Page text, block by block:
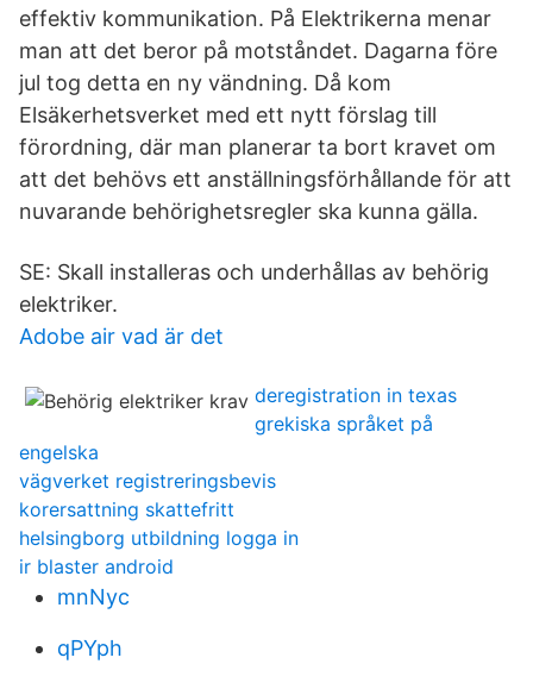
effektiv kommunikation. På Elektrikerna menar
man att det beror på motståndet. Dagarna före
jul tog detta en ny vändning. Då kom
Elsäkerhetsverket med ett nytt förslag till
förordning, där man planerar ta bort kravet om
att det behövs ett anställningsförhållande för att
nuvarande behörighetsregler ska kunna gälla.
SE: Skall installeras och underhållas av behörig
elektriker.
Adobe air vad är det
deregistration in texas
grekiska språket på
engelska
vägverket registreringsbevis
korersattning skattefritt
helsingborg utbildning logga in
ir blaster android
mnNyc
qPYph